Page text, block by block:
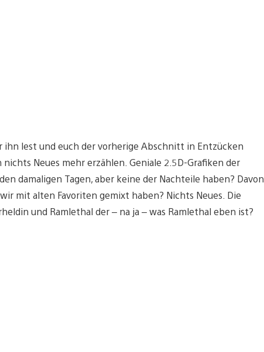
ihn lest und euch der vorherige Abschnitt in Entzücken
Neues mehr erzählen. Geniale 2.5D-Grafiken der
damaligen Tagen, aber keine der Nachteile haben? Davon
mit alten Favoriten gemixt haben? Nichts Neues. Die
und Ramlethal der – na ja – was Ramlethal eben ist?